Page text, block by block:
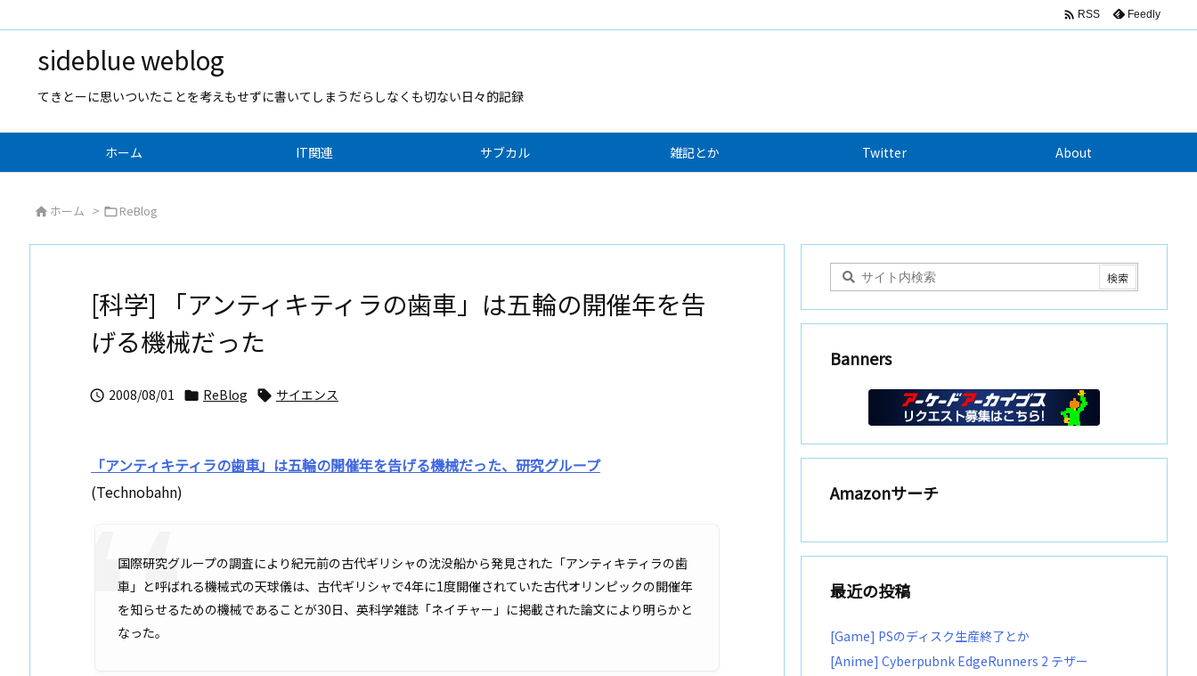
sideblue weblog
てきとーに思いついたことを考えもせずに書いてしまうだらしなくも切ない日々的記録
ホーム IT関連 サブカル 雑記とか Twitter About
 RSS Feedly
 ホーム > ReBlog
[科学] 「アンティキティラの歯車」は五輪の開催年を告
げる機械だった
 2008/08/01  ReBlog  サイエンス
「アンティキティラの歯車」は五輪の開催年を告げる機械だった、研究グループ
(Technobahn)
国際研究グループの調査により紀元前の古代ギリシャの沈没船から発見された「アンティキティラの歯
車」と呼ばれる機械式の天球儀は、古代ギリシャで4年に1度開催されていた古代オリンピックの開催年
を知らせるための機械であることが30日、英科学雑誌「ネイチャー」に掲載された論文により明らかと
なった。
Banners
Amazonサーチ
最近の投稿
[Game] PSのディスク生産終了とか
[Anime] Cyberpubnk EdgeRunners 2 テザー